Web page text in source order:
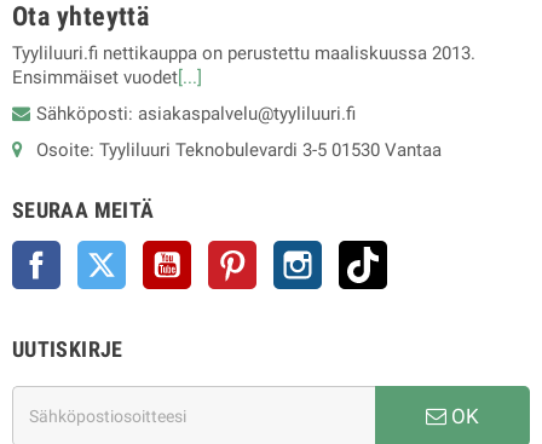
Ota yhteyttä
Tyyliluuri.fi nettikauppa on perustettu maaliskuussa 2013.
Ensimmäiset vuodet [...]
Sähköposti: asiakaspalvelu@tyyliluuri.fi
Osoite: Tyyliluuri Teknobulevardi 3-5 01530 Vantaa
SEURAA MEITÄ
Facebook Twitter YouTube Pinterest Instagram
UUTISKIRJE
OK